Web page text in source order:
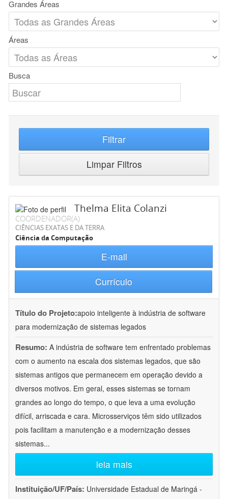
Grandes Áreas
Áreas
Busca
Filtrar
Limpar Filtros
Thelma Elita Colanzi
COORDENADOR(A)
CIÊNCIAS EXATAS E DA TERRA
Ciência da Computação
E-mail
Currículo
Título do Projeto:apoio inteligente à indústria de software
para modernização de sistemas legados
Resumo: A indústria de software tem enfrentado problemas
com o aumento na escala dos sistemas legados, que são
sistemas antigos que permanecem em operação devido a
diversos motivos. Em geral, esses sistemas se tornam
grandes ao longo do tempo, o que leva a uma evolução
difícil, arriscada e cara. Microsserviços têm sido utilizados
pois facilitam a manutenção e a modernização desses
sistemas...
leia mais
Instituição/UF/País: Universidade Estadual de Maringá -